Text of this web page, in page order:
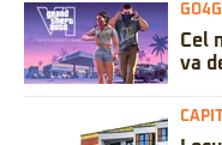
Cel
va